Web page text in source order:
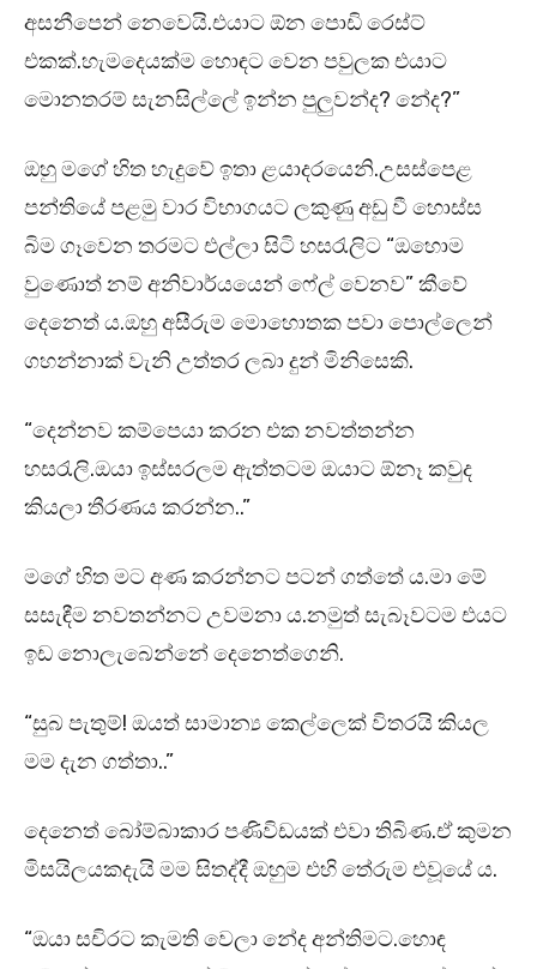
අසනීපෙන් නෙවෙයි.එයාට ඕන පොඩි රෙස්ට්
එකක්.හැමදෙයක්ම හොඳට වෙන පවුලක එයාට
මොනතරම් සැනසිල්ලේ ඉන්න පුලුවන්ද? නේද?”
ඔහු මගේ හිත හැදුවේ ඉතා ළයාදරයෙනි.උසස්පෙළ
පන්තියේ පළමු වාර විභාගයට ලකුණු අඩු වී හොස්ස
බිම ගෑවෙන තරමට එල්ලා සිටි හසරැලිට “ඔහොම
වුණොත් නම් අනිවාර්යයෙන් ෆේල් වෙනව” කීවේ
දෙනෙත් ය.ඔහු අසීරුම මොහොතක පවා පොල්ලෙන්
ගහන්නාක් වැනි උත්තර ලබා දුන් මිනිසෙකි.
“දෙන්නව කම්පෙයා කරන එක නවත්තන්න
හසරැලි.ඔයා ඉස්සරලම ඇත්තටම ඔයාට ඕනෑ කවුද
කියලා තීරණය කරන්න..”
මගේ හිත මට අණ කරන්නට පටන් ගත්තේ ය.මා මේ
සසැඳීම නවතන්නට උවමනා ය.නමුත් සැබෑවටම එයට
ඉඩ නොලැබෙන්නේ දෙනෙත්ගෙනි.
“සුබ පැතුම්! ඔයත් සාමාන්‍ය කෙල්ලෙක් විතරයි කියල
මම දැන ගත්තා..”
දෙනෙත් බෝම්බාකාර පණිවිඩයක් එවා තිබිණ.ඒ කුමන
මිසයිලයකදැයි මම සිතද්දී ඔහුම එහි තේරුම එවූයේ ය.
“ඔයා සචිරට කැමති වෙලා නේද අන්තිමට.හොඳ